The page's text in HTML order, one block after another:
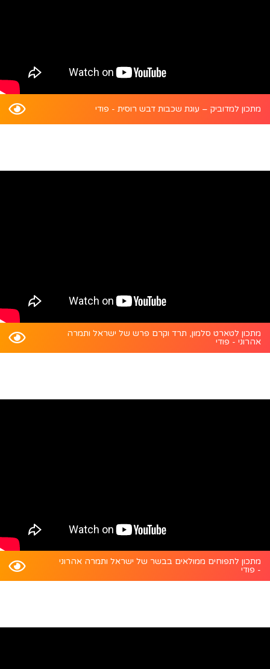
מתכון למדוביק – עוגת שכבות דבש רוסית - פודי
מתכון לטארט סלמון, תרד וקרם פרש של ישראל ותמרה
אהרוני - פודי
מתכון לתפוחים ממולאים בבשר של ישראל ותמרה אהרוני
- פודי